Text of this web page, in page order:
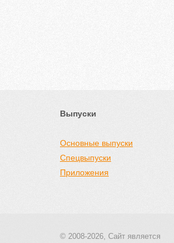
Выпуски
Основные выпуски
Спецвыпуски
Приложения
© 2008-2026, Сайт является